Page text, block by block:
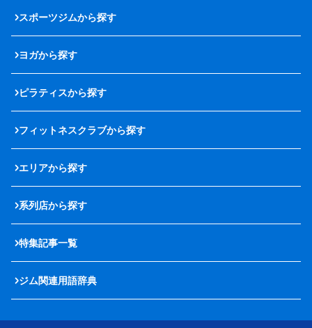
スポーツジムから探す
ヨガから探す
ピラティスから探す
フィットネスクラブから探す
エリアから探す
系列店から探す
特集記事一覧
ジム関連用語辞典